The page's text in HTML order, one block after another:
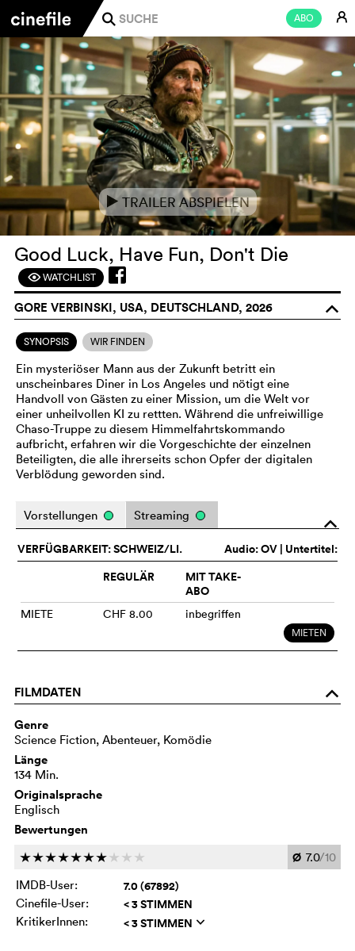
ABO E
j
eTRAILER ABSPIELEN
Good Luck, Have Fun, Don't Die
FWATCHLIST
GORE VERBINSKI, USA, DEUTSCHLAND, 2026 o
SYNOPSIS WIR FINDEN
Ein mysteriöser Mann aus der Zukunft betritt ein
unscheinbares Diner in Los Angeles und nötigt eine
Handvoll von Gästen zu einer Mission, um die Welt vor
einer unheilvollen KI zu rettten. Während die unfreiwillige
Chaso-Truppe zu diesem Himmelfahrtskommando
aufbricht, erfahren wir die Vorgeschichte der einzelnen
Beteiligten, die alle ihrerseits schon Opfer der digitalen
Verblödung geworden sind.
o
Vorstellungen Streaming
Audio:OV | Untertitel:
VERFÜGBARKEIT: SCHWEIZ/LI.
REGULÄR
MIT TAKE-
ABO
MIETE CHF 8.00 inbegriffen
MIETEN
FILMDATEN o
Genre
Science Fiction, Abenteuer, Komödie
Länge
134 Min.
Originalsprache
Englisch
Bewertungen
ccccccc c c c Ø 7.0/10
IMDB-User:
7.0 (67892)
Cinefile-User: < 3 STIMMEN
KritikerInnen: < 3 STIMMEN q